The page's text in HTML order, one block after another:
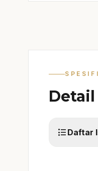
Detail
format_list_bulleted Daftar